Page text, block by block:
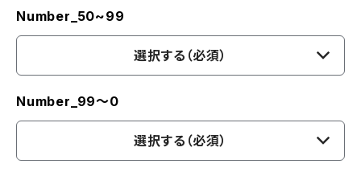
Number_50~99
選択する（必須）
Number_99〜0
選択する（必須）